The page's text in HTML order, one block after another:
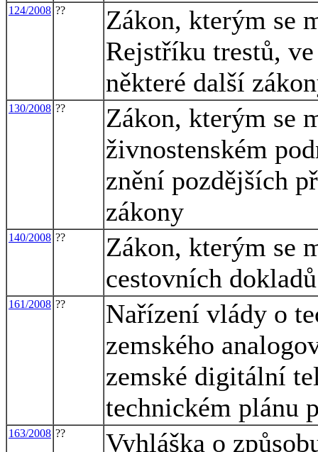
124/2008 ??
Zákon, kterým se
Rejstříku trestů,
některé další
130/2008 ??
Zákon, kterým se
živnostenském
znění pozdějších
zákony
140/2008 ??
Zákon, kterým se
cestovních dokladů
161/2008 ??
Nařízení vlády o
zemského
zemské digitální
technickém plánu
163/2008 ?? Vyhláška o